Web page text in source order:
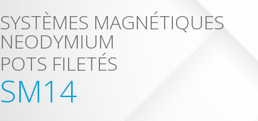
SYSTÈMES MAGNÉTIQUES
NEODYMIUM
POTS FILETÉS
SM14